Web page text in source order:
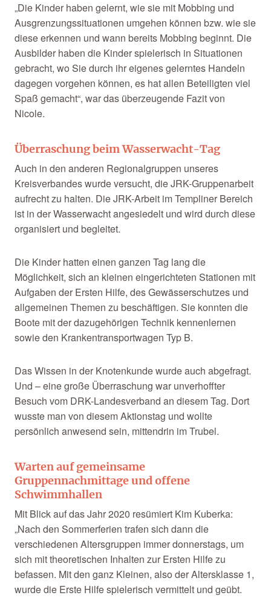
„Die Kinder haben gelernt, wie sie mit Mobbing und
Ausgrenzungssituationen umgehen können bzw. wie sie
diese erkennen und wann bereits Mobbing beginnt. Die
Ausbilder haben die Kinder spielerisch in Situationen
gebracht, wo Sie durch ihr eigenes gelerntes Handeln
dagegen vorgehen können, es hat allen Beteiligten viel
Spaß gemacht“, war das überzeugende Fazit von
Nicole.
Überraschung beim Wasserwacht-Tag
Auch in den anderen Regionalgruppen unseres
Kreisverbandes wurde versucht, die JRK-Gruppenarbeit
aufrecht zu halten. Die JRK-Arbeit im Templiner Bereich
ist in der Wasserwacht angesiedelt und wird durch diese
organisiert und begleitet.
Die Kinder hatten einen ganzen Tag lang die
Möglichkeit, sich an kleinen eingerichteten Stationen mit
Aufgaben der Ersten Hilfe, des Gewässerschutzes und
allgemeinen Themen zu beschäftigen. Sie konnten die
Boote mit der dazugehörigen Technik kennenlernen
sowie den Krankentransportwagen Typ B.
Das Wissen in der Knotenkunde wurde auch abgefragt.
Und – eine große Überraschung war unverhoffter
Besuch vom DRK-Landesverband an diesem Tag. Dort
wusste man von diesem Aktionstag und wollte
persönlich anwesend sein, mittendrin im Trubel.
Warten auf gemeinsame
Gruppennachmittage und offene
Schwimmhallen
Mit Blick auf das Jahr 2020 resümiert Kim Kuberka:
„Nach den Sommerferien trafen sich dann die
verschiedenen Altersgruppen immer donnerstags, um
sich mit theoretischen Inhalten zur Ersten Hilfe zu
befassen. Mit den ganz Kleinen, also der Altersklasse 1,
wurde die Erste Hilfe spielerisch vermittelt und geübt.